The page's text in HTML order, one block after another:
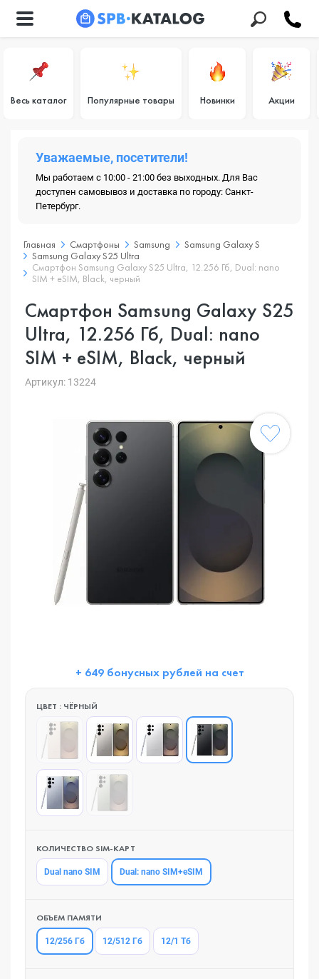
Весь каталог Популярные товары Новинки Акции
Уважаемые, посетители!
Мы работаем с 10:00 - 21:00 без выходных. Для Вас
доступен самовывоз и доставка по городу: Санкт-
Петербург.
Главная Смартфоны Samsung
Samsung Galaxy S
Samsung Galaxy S25 Ultra
Смартфон Samsung Galaxy S25 Ultra, 12.256 Гб, Dual: nano
SIM + eSIM, Black, черный
Смартфон Samsung Galaxy S25
Ultra, 12.256 Гб, Dual: nano
SIM + eSIM, Black, черный
Артикул: 13224
+ 649 бонусных рублей на счет
ЦВЕТ : ЧЁРНЫЙ
КОЛИЧЕСТВО SIM-КАРТ
Dual nano SIM Dual: nano SIM+eSIM
ОБЪЕМ ПАМЯТИ
12/256 Гб 12/512 Гб 12/1 Тб